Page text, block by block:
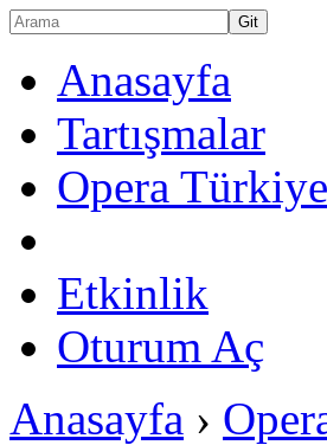
Anasayfa
Tartışmalar
Opera Türkiye
Etkinlik
Oturum Aç
Anasayfa ›